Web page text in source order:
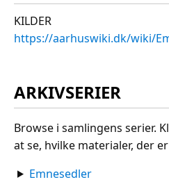
KILDER
https://aarhuswiki.dk/wiki/
ARKIVSERIER
Browse i samlingens serier.
at se, hvilke materialer, der
Emnesedler